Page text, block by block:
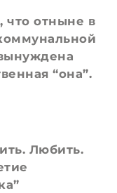
что отныне в
“она”.
Любить.